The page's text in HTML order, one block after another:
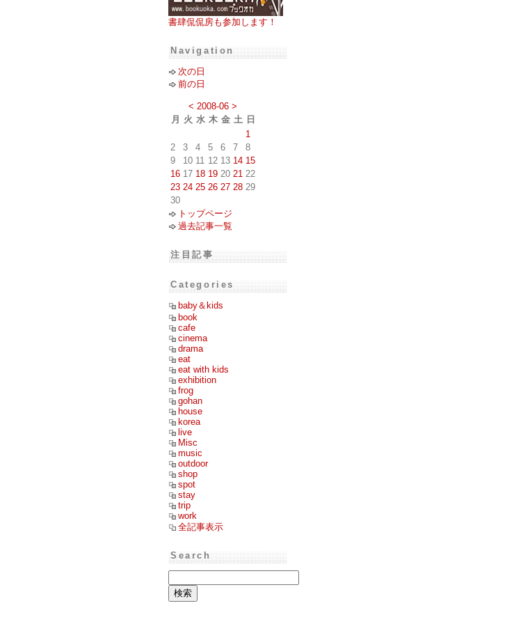
書肆侃侃房も参加します！
Navigation
次の日
前の日
< 2008-06 >
月
火 水 木 金 土 日
1
2
3 4 5 6 7
8
9
10 11 12 13 14 15
16 17 18 19 20 21 22
23 24 25 26 27 28 29
30
トップページ
過去記事一覧
注目記事
Categories
baby＆kids
book
cafe
cinema
drama
eat
eat with kids
exhibition
frog
gohan
house
korea
live
Misc
music
outdoor
shop
spot
stay
trip
work
全記事表示
Search